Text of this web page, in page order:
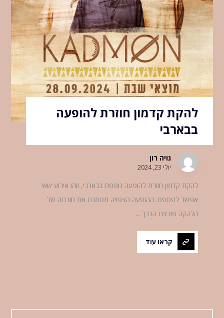
להקת קדמון חוזרת להופעה
בבארבי
נויה רון
יולי 23, 2024
להקת קדמון חוזרת להופעה נוספת בבארבי, וזהו אירוע שאי
אפשר לפספס. ההופעה הצפויה מסמנת את חזרתה של
הלהקה פורצת הדרך ...
קראו עוד